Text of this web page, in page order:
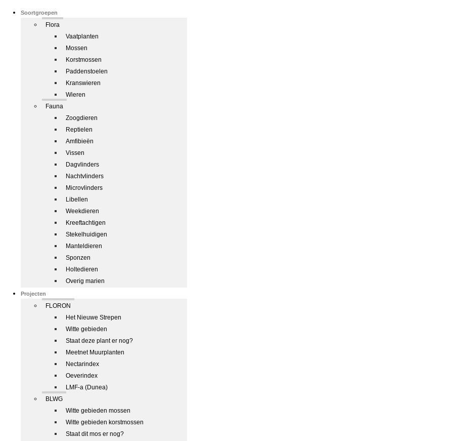
Soortgroepen
Flora
Vaatplanten
Mossen
Korstmossen
Paddenstoelen
Kranswieren
Wieren
Fauna
Zoogdieren
Reptielen
Amfibieën
Vissen
Dagvlinders
Nachtvlinders
Microvlinders
Libellen
Weekdieren
Kreeftachtigen
Stekelhuidigen
Manteldieren
Sponzen
Holtedieren
Overig marien
Projecten
FLORON
Het Nieuwe Strepen
Witte gebieden
Staat deze plant er nog?
Meetnet Muurplanten
Nectarindex
Oeverindex
LMF-a (Dunea)
BLWG
Witte gebieden mossen
Witte gebieden korstmossen
Staat dit mos er nog?